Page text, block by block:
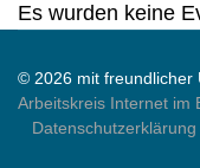
Es wurden keine
© 2026 mit freundlicher
Arbeitskreis Internet im
Datenschutzerklärung